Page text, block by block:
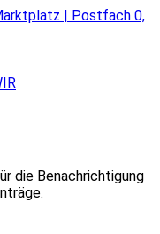
| Postfach 0,
die Benachrichtigung